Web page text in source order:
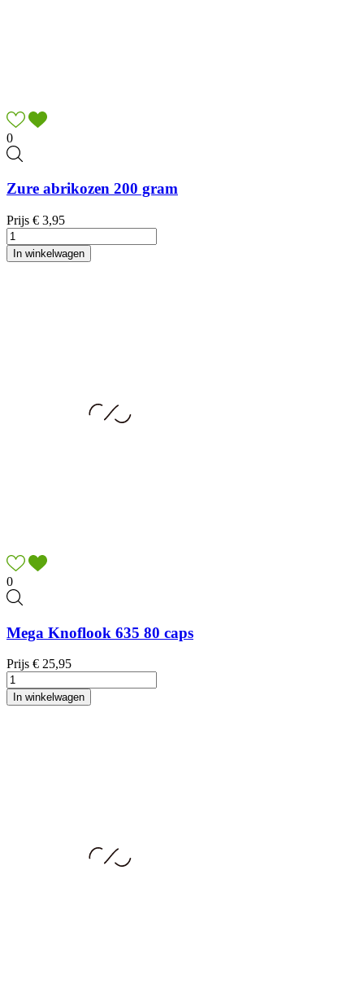
0
Zure abrikozen 200 gram
Prijs € 3,95
In winkelwagen
0
Mega Knoflook 635 80 caps
Prijs € 25,95
In winkelwagen